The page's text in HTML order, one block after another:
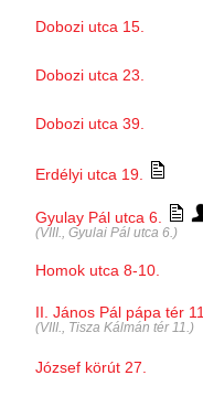
Dobozi utca 15.
Dobozi utca 23.
Dobozi utca 39.
Erdélyi utca 19.
Gyulay Pál utca 6.
(VIII., Gyulai Pál utca 6.)
Homok utca 8-10.
II. János Pál pápa tér 11.
(VIII., Tisza Kálmán tér 11.)
József körút 27.